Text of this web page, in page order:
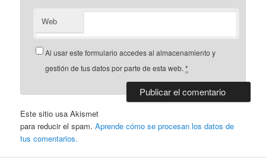
Web
Al usar este formulario accedes al almacenamiento y
gestión de tus datos por parte de esta web.*
Este sitio usa Akismet
para reducir el spam.Aprende cómo se procesan los datos de
tus comentarios.